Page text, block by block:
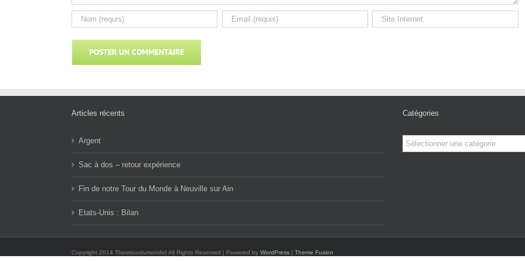
Articles récents
Argent
Sac à dos – retour expérience
Fin de notre Tour du Monde à Neuville sur Ain
Etats-Unis : Bilan
Catégories
Catégories
Copyright 2014 Theotourdumonde| All Rights Reserved | Powered by WordPress | Theme Fusion